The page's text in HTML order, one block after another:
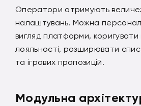
Оператори отримують
налаштувань. Можна
вигляд платформи, коригувати
лояльності, розширювати
та ігрових пропозицій.
Модульна